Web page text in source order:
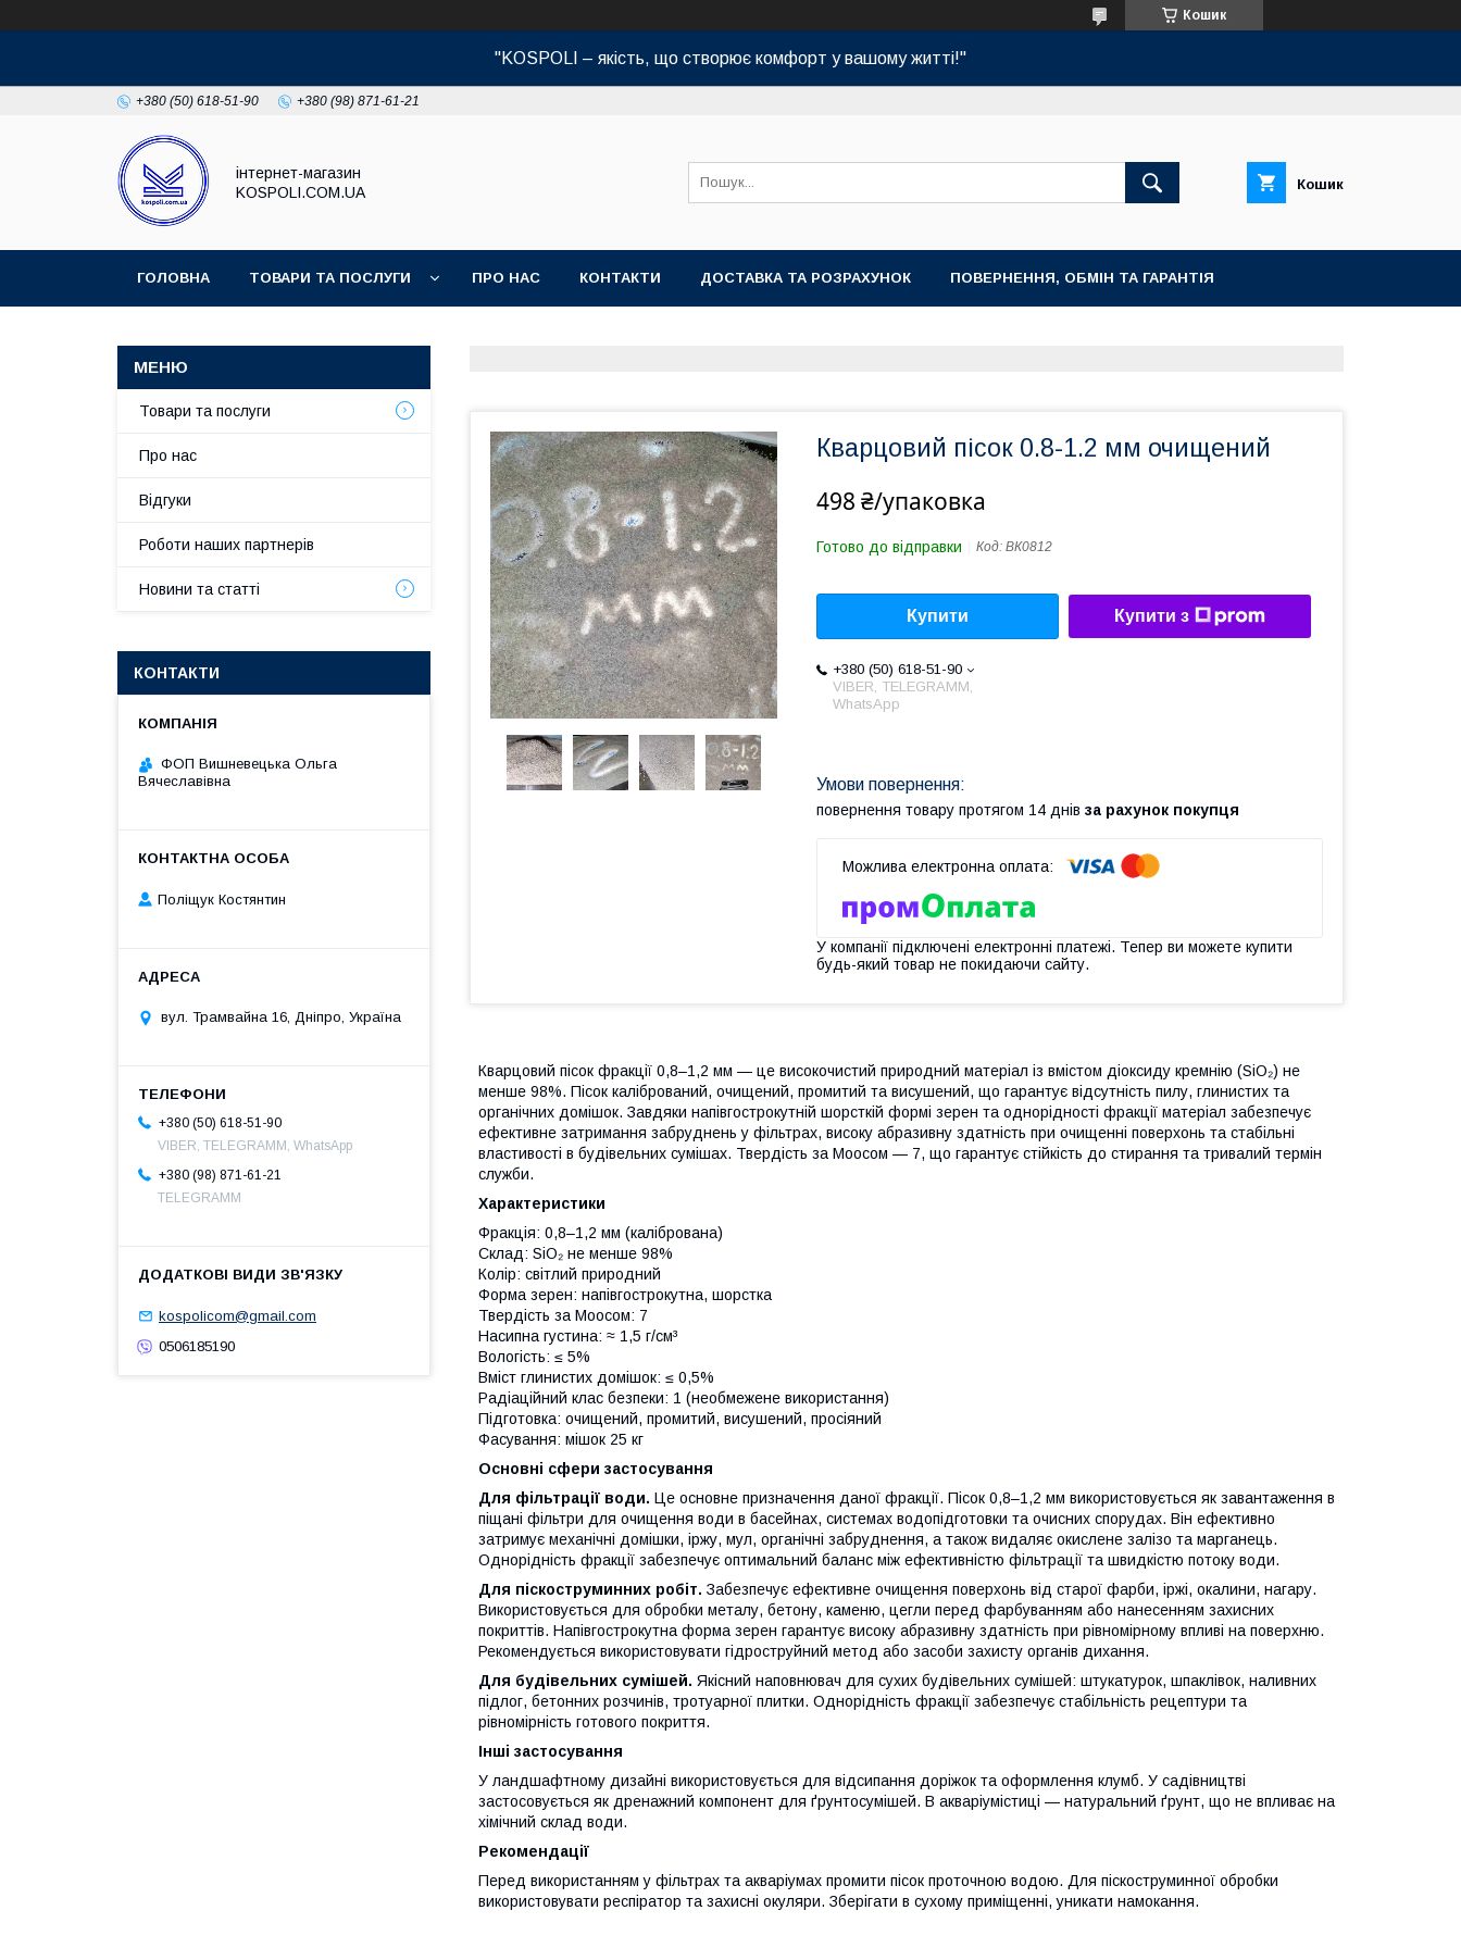
Кошик
"KOSPOLI – якість, що створює комфорт у вашому житті!"
+380 (50) 618-51-90 +380 (98) 871-61-21
інтернет-магазин
KOSPOLI.COM.UA
Кошик
ГОЛОВНА ТОВАРИ ТА ПОСЛУГИ ПРО НАС КОНТАКТИ ДОСТАВКА ТА РОЗРАХУНОК ПОВЕРНЕННЯ, ОБМІН ТА ГАРАНТІЯ
Кварцовий пісок 0.8-1.2 мм очищений
498 ₴/упаковка
Готово до відправки Код: ВК0812
Купити Купити з
+380 (50) 618-51-90
VIBER, TELEGRAMM,
WhatsApp
повернення товару протягом 14 днів за рахунок покупця
У компанії підключені електронні платежі. Тепер ви можете купити
будь-який товар не покидаючи сайту.
Кварцовий пісок фракції 0,8–1,2 мм — це високочистий природний матеріал із вмістом діоксиду кремнію (SiO₂) не
менше 98%. Пісок калібрований, очищений, промитий та висушений, що гарантує відсутність пилу, глинистих та
органічних домішок. Завдяки напівгострокутній шорсткій формі зерен та однорідності фракції матеріал забезпечує
ефективне затримання забруднень у фільтрах, високу абразивну здатність при очищенні поверхонь та стабільні
властивості в будівельних сумішах. Твердість за Моосом — 7, що гарантує стійкість до стирання та тривалий термін
служби.
Характеристики
Фракція: 0,8–1,2 мм (калібрована)
Склад: SiO₂ не менше 98%
Колір: світлий природний
Форма зерен: напівгострокутна, шорстка
Твердість за Моосом: 7
Насипна густина: ≈ 1,5 г/см³
Вологість: ≤ 5%
Вміст глинистих домішок: ≤ 0,5%
Радіаційний клас безпеки: 1 (необмежене використання)
Підготовка: очищений, промитий, висушений, просіяний
Фасування: мішок 25 кг
Основні сфери застосування
Для фільтрації води. Це основне призначення даної фракції. Пісок 0,8–1,2 мм використовується як завантаження в
піщані фільтри для очищення води в басейнах, системах водопідготовки та очисних спорудах. Він ефективно
затримує механічні домішки, іржу, мул, органічні забруднення, а також видаляє окислене залізо та марганець.
Однорідність фракції забезпечує оптимальний баланс між ефективністю фільтрації та швидкістю потоку води.
Для піскоструминних робіт. Забезпечує ефективне очищення поверхонь від старої фарби, іржі, окалини, нагару.
Використовується для обробки металу, бетону, каменю, цегли перед фарбуванням або нанесенням захисних
покриттів. Напівгострокутна форма зерен гарантує високу абразивну здатність при рівномірному впливі на поверхню.
Рекомендується використовувати гідроструйний метод або засоби захисту органів дихання.
Для будівельних сумішей. Якісний наповнювач для сухих будівельних сумішей: штукатурок, шпаклівок, наливних
підлог, бетонних розчинів, тротуарної плитки. Однорідність фракції забезпечує стабільність рецептури та
рівномірність готового покриття.
Інші застосування
У ландшафтному дизайні використовується для відсипання доріжок та оформлення клумб. У садівництві
застосовується як дренажний компонент для ґрунтосумішей. В акваріумістиці — натуральний ґрунт, що не впливає на
хімічний склад води.
Рекомендації
Перед використанням у фільтрах та акваріумах промити пісок проточною водою. Для піскоструминної обробки
використовувати респіратор та захисні окуляри. Зберігати в сухому приміщенні, уникати намокання.
Товари та послуги
Про нас
Відгуки
Роботи наших партнерів
Новини та статті
КОНТАКТИ
ФОП Вишневецька Ольга
Вячеславівна
Поліщук Костянтин
вул. Трамвайна 16, Дніпро, Україна
+380 (50) 618-51-90
VIBER, TELEGRAMM, WhatsApp
+380 (98) 871-61-21
TELEGRAMM
kospolicom@gmail.com
0506185190